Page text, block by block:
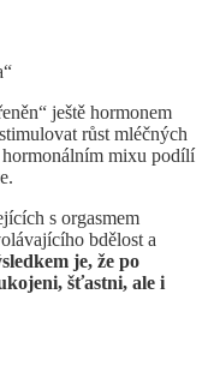
ještě hormonem
růst mléčných
hormonálním mixu podílí
s orgasmem
bdělost a
je, že po
šťastni, ale i